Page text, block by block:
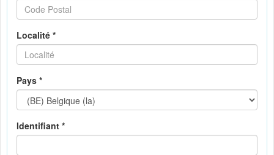
Localité *
Pays *
Identifiant *